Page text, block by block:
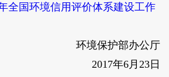
全国环境信用评价体系建设工作
环境保护部办公厅
2017年6月23日